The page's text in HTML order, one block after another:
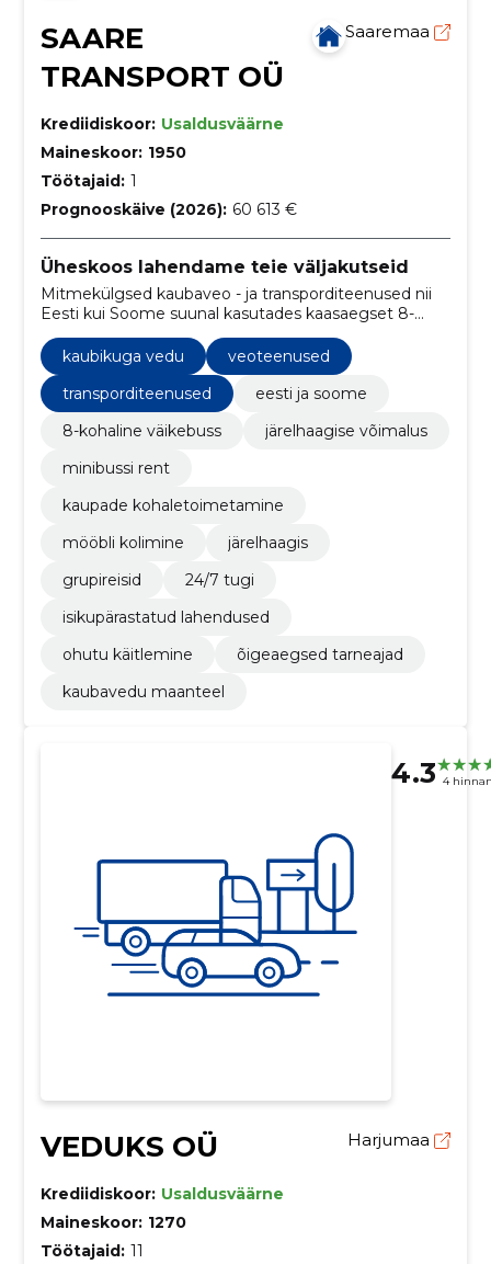
SAARE
TRANSPORT OÜ
Saaremaa
Krediidiskoor: Usaldusväärne
Maineskoor: 1950
Töötajaid: 1
Prognooskäive (2026): 60 613 €
Üheskoos lahendame teie väljakutseid
Mitmekülgsed kaubaveo - ja transporditeenused nii
Eesti kui Soome suunal kasutades kaasaegset 8-
kaubikuga vedu
veoteenused
transporditeenused
eesti ja soome
8-kohaline väikebuss
järelhaagise võimalus
minibussi rent
kaupade kohaletoimetamine
mööbli kolimine
järelhaagis
grupireisid
24/7 tugi
isikupärastatud lahendused
ohutu käitlemine
õigeaegsed tarneajad
kaubavedu maanteel
4.3 4
VEDUKS OÜ Harjumaa
Krediidiskoor: Usaldusväärne
Maineskoor: 1270
Töötajaid: 11